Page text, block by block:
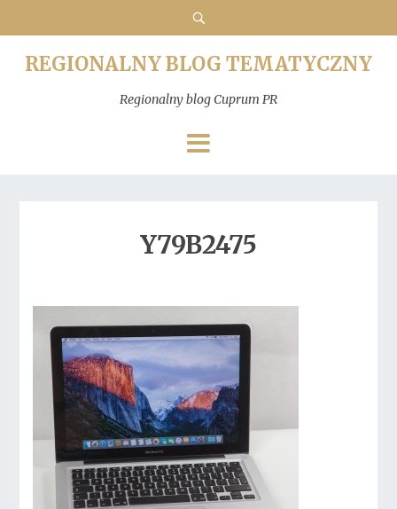
REGIONALNY BLOG TEMATYCZNY
Regionalny blog Cuprum PR
Y79B2475